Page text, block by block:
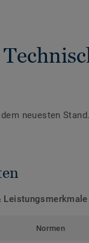
neuesten
Leistungsmerkmale
Normen